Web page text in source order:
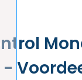
-